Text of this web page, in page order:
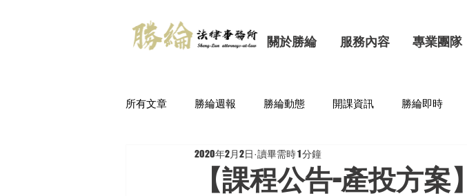
關於勝綸 服務內容 專業團隊
所有文章 勝綸週報 勝綸動態 開課資訊 勝綸即時
【課程公告-產投方
2020年2月2日 讀畢需時 1 分鐘